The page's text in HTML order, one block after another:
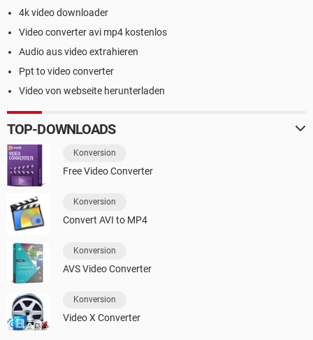
4k video downloader
Video converter avi mp4 kostenlos
Audio aus video extrahieren
Ppt to video converter
Video von webseite herunterladen
TOP-DOWNLOADS
Konversion
Free Video Converter
Konversion
Convert AVI to MP4
Konversion
AVS Video Converter
Konversion
Video X Converter